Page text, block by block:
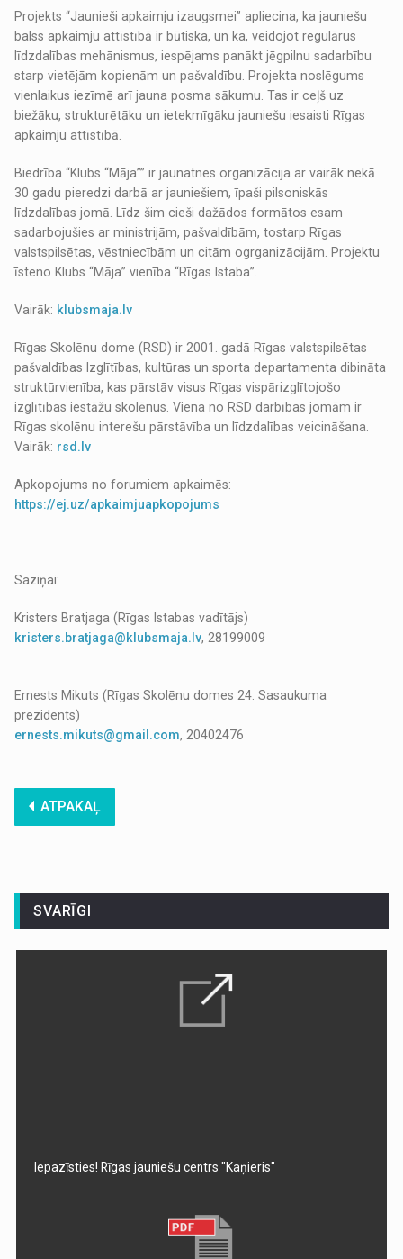
Projekts “Jaunieši apkaimju izaugsmei” apliecina, ka jauniešu
balss apkaimju attīstībā ir būtiska, un ka, veidojot regulārus
līdzdalības mehānismus, iespējams panākt jēgpilnu sadarbību
starp vietējām kopienām un pašvaldību. Projekta noslēgums
vienlaikus iezīmē arī jauna posma sākumu. Tas ir ceļš uz
biežāku, strukturētāku un ietekmīgāku jauniešu iesaisti Rīgas
apkaimju attīstībā.
Biedrība “Klubs “Māja”” ir jaunatnes organizācija ar vairāk nekā
30 gadu pieredzi darbā ar jauniešiem, īpaši pilsoniskās
līdzdalības jomā. Līdz šim cieši dažādos formātos esam
sadarbojušies ar ministrijām, pašvaldībām, tostarp Rīgas
valstspilsētas, vēstniecībām un citām ogrganizācijām. Projektu
īsteno Klubs “Māja” vienība “Rīgas Istaba”.
Vairāk: klubsmaja.lv
Rīgas Skolēnu dome (RSD) ir 2001. gadā Rīgas valstspilsētas
pašvaldības Izglītības, kultūras un sporta departamenta dibināta
struktūrvienība, kas pārstāv visus Rīgas vispārizglītojošo
izglītības iestāžu skolēnus. Viena no RSD darbības jomām ir
Rīgas skolēnu interešu pārstāvība un līdzdalības veicināšana.
Vairāk: rsd.lv
Apkopojums no forumiem apkaimēs:
https://ej.uz/apkaimjuapkopojums
Saziņai:
Kristers Bratjaga (Rīgas Istabas vadītājs)
kristers.bratjaga@klubsmaja.lv, 28199009
Ernests Mikuts (Rīgas Skolēnu domes 24. Sasaukuma
prezidents)
ernests.mikuts@gmail.com, 20402476
ATPAKAĻ
SVARĪGI
Iepazīsties! Rīgas jauniešu centrs "Kaņieris"